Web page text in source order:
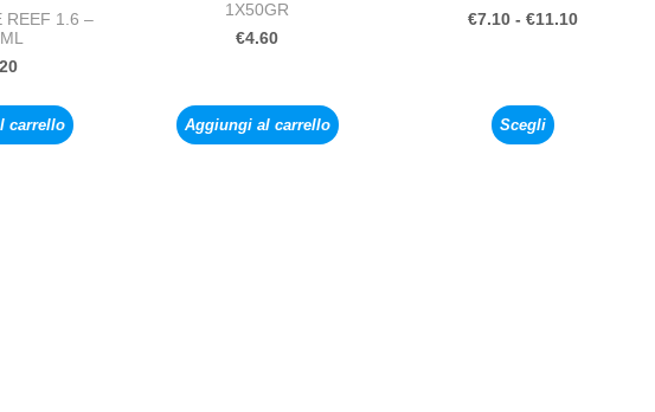
REEF 1.6 –
carrello
1X50GR
€4.60
Aggiungi al carrello
€7.10 - €11.10
Scegli